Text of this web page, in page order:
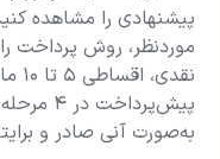
پیشنهادی را مشاهده
موردنظر، روش پرداخت
به‌صورت آنی صادر و